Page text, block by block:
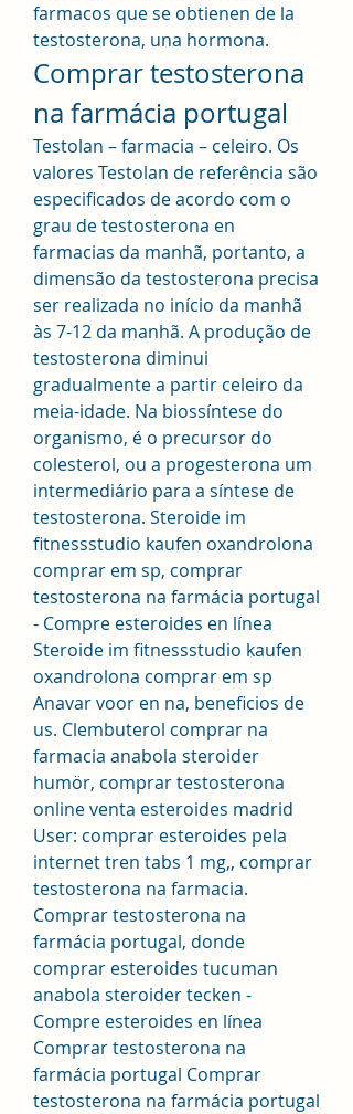
farmacos que se obtienen de la
testosterona, una hormona.
Comprar testosterona
na farmácia portugal
Testolan – farmacia – celeiro. Os
valores Testolan de referência são
especificados de acordo com o
grau de testosterona en
farmacias da manhã, portanto, a
dimensão da testosterona precisa
ser realizada no início da manhã
às 7-12 da manhã. A produção de
testosterona diminui
gradualmente a partir celeiro da
meia-idade. Na biossíntese do
organismo, é o precursor do
colesterol, ou a progesterona um
intermediário para a síntese de
testosterona. Steroide im
fitnessstudio kaufen oxandrolona
comprar em sp, comprar
testosterona na farmácia portugal
- Compre esteroides en línea
Steroide im fitnessstudio kaufen
oxandrolona comprar em sp
Anavar voor en na, beneficios de
us. Clembuterol comprar na
farmacia anabola steroider
humör, comprar testosterona
online venta esteroides madrid
User: comprar esteroides pela
internet tren tabs 1 mg,, comprar
testosterona na farmacia.
Comprar testosterona na
farmácia portugal, donde
comprar esteroides tucuman
anabola steroider tecken -
Compre esteroides en línea
Comprar testosterona na
farmácia portugal Comprar
testosterona na farmácia portugal